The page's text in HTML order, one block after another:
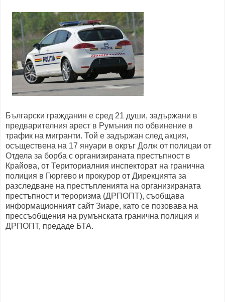
Български гражданин е сред 21 души, задържани в
предварителния арест в Румъния по обвинение в
трафик на мигранти. Той е задържан след акция,
осъществена на 17 януари в окръг Долж от полицаи от
Отдела за борба с организираната престъпност в
Крайова, от Териториалния инспекторат на гранична
полиция в Гюргево и прокурор от Дирекцията за
разследване на престъпленията на организираната
престъпност и тероризма (ДРПОПТ), съобщава
информационният сайт Зиаре, като се позовава на
прессъобщения на румънската гранична полиция и
ДРПОПТ, предаде БТА.